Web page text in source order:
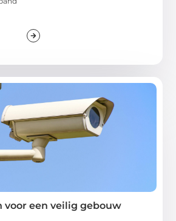
voor een veilig gebouw